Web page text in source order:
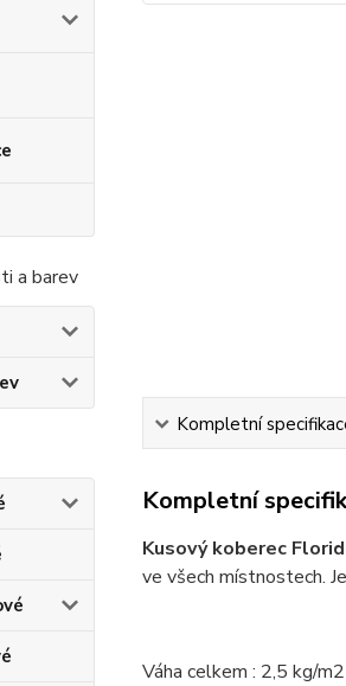
a barev
Kompletní
Kompletní
Kusový koberec
ve všech místnostech.
Váha celkem : 2,5 kg/m2